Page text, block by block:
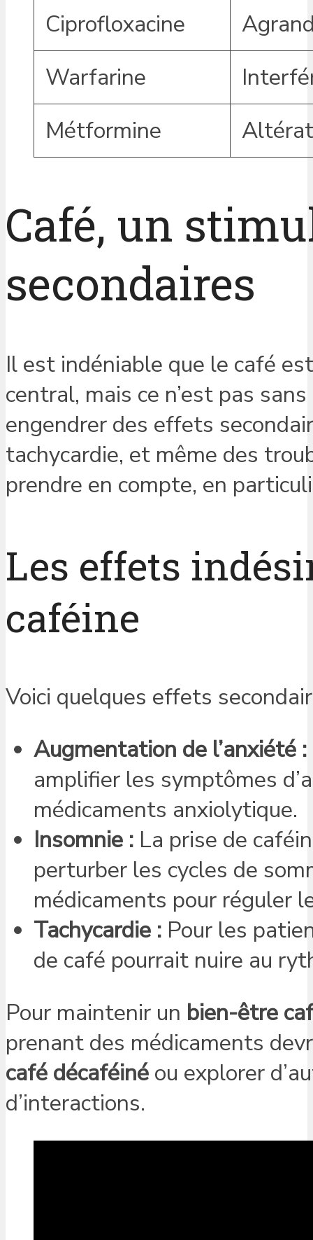
Ciprofloxacine
Warfarine
Métformine
Café, un
secondaires
Il est indéniable que le café
central, mais ce n’est pas
engendrer des effets
tachycardie, et même des
prendre en compte, en
Les effets
caféine
Voici quelques effets
Augmentation de l’anxiété :
amplifier les symptômes
médicaments anxiolytique.
Insomnie : La prise de
perturber les cycles de
médicaments pour réguler
Tachycardie : Pour les
de café pourrait nuire au
Pour maintenir un bien-être
prenant des médicaments
café décaféiné ou explorer
d’interactions.